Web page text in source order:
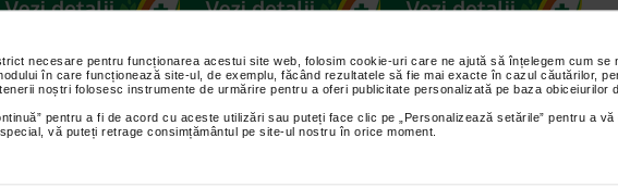
necesare pentru funcționarea acestui site web, folosim cookie-uri care ne ajută să înțelegem cum se
în care funcționează site-ul, de exemplu, făcând rezultatele să fie mai exacte în cazul căutărilor,
noștri folosesc instrumente de urmărire pentru a oferi publicitate personalizată pe baza obiceiurilor
pentru a fi de acord cu aceste utilizări sau puteți face clic pe „Personalizează setările” pentru a
vă puteți retrage consimțământul pe site-ul nostru în orice moment.